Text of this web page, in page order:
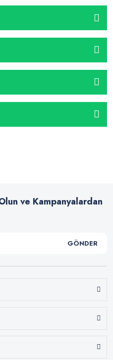
ve Kampanyalardan
GÖNDER